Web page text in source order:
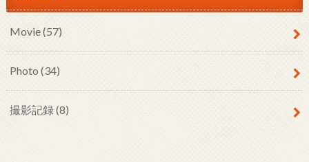
Movie(57)
Photo (34)
撮影記録(8)